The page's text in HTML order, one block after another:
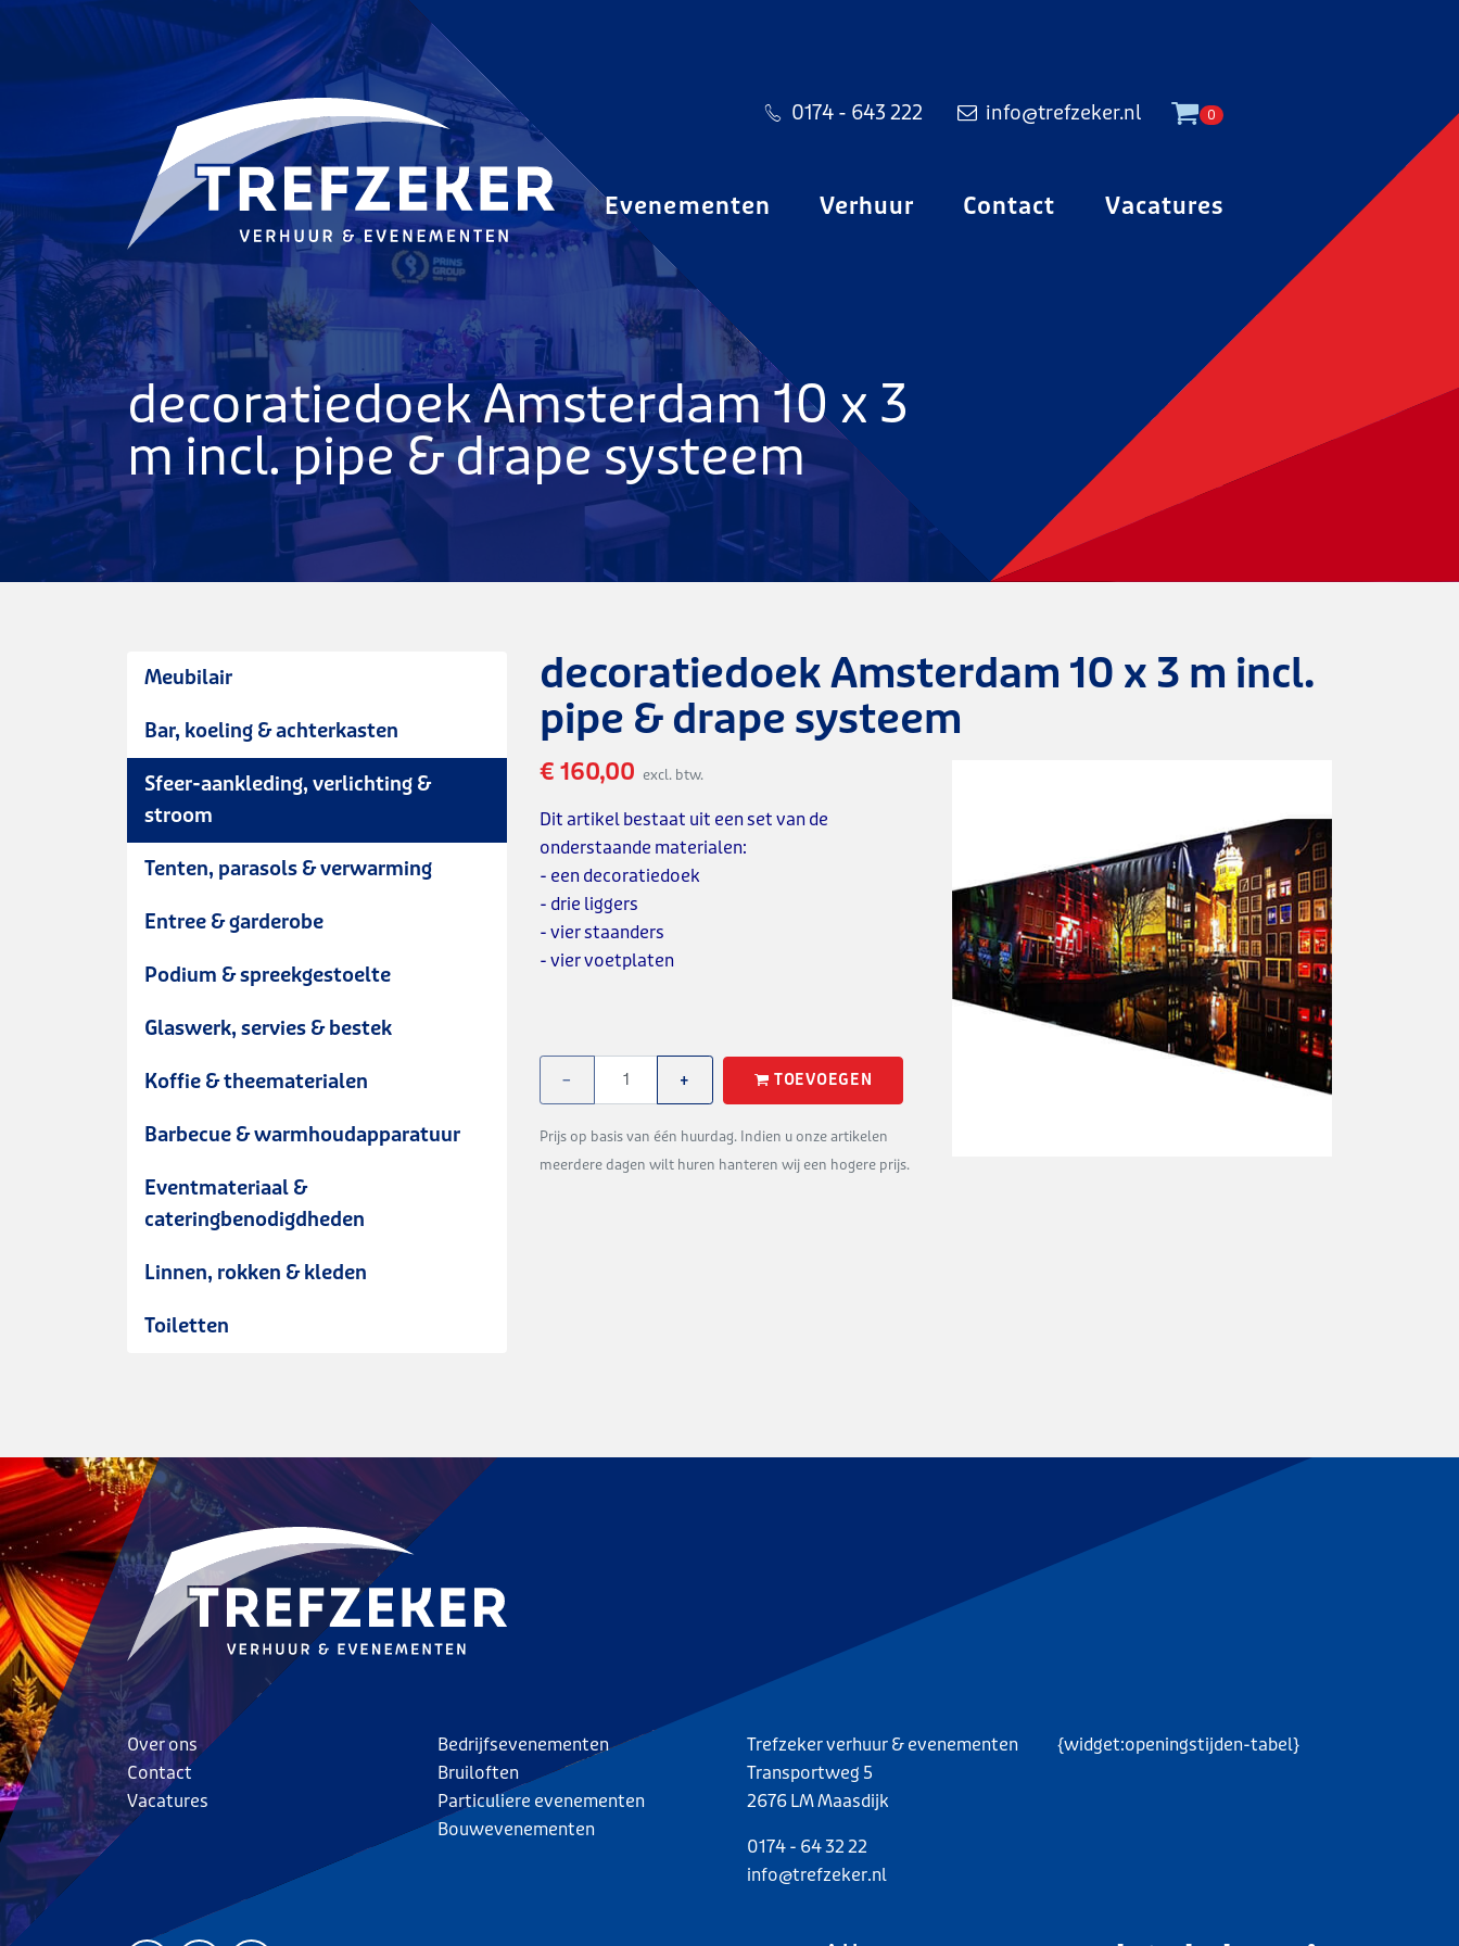
Ga direct naar de inhoud
Evenementen Verhuur Contact Vacatures
0174 - 643 222 info@trefzeker.nl 0
decoratiedoek Amsterdam 10 x 3
m incl. pipe & drape systeem
Meubilair
Bar, koeling & achterkasten
Sfeer-aankleding, verlichting &
stroom
Tenten, parasols & verwarming
Entree & garderobe
Podium & spreekgestoelte
Glaswerk, servies & bestek
Koffie & theematerialen
Barbecue & warmhoudapparatuur
Eventmateriaal &
cateringbenodigdheden
Linnen, rokken & kleden
Toiletten
decoratiedoek Amsterdam 10 x 3 m incl.
pipe & drape systeem
€ 160,00 excl. btw.
Dit artikel bestaat uit een set van de
onderstaande materialen:
- een decoratiedoek
- drie liggers
- vier staanders
- vier voetplaten
− + TOEVOEGEN
Prijs op basis van één huurdag. Indien u onze artikelen
meerdere dagen wilt huren hanteren wij een hogere prijs.
Over ons
Contact
Vacatures
Bedrijfsevenementen
Bruiloften
Particuliere evenementen
Bouwevenementen
Trefzeker verhuur & evenementen
Transportweg 5
2676 LM Maasdijk
0174 - 64 32 22
info@trefzeker.nl
{widget:openingstijden-tabel}